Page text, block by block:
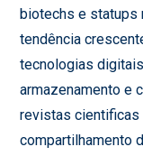
biotechs e statups
tendência
tecnologias
armazenamento e
revistas cientificas
compartilhamento